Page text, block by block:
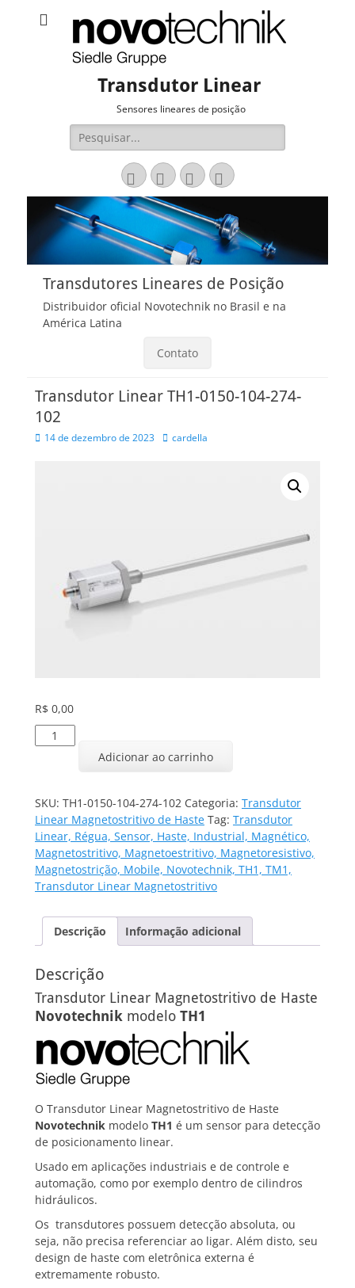
Transdutor Linear
Sensores lineares de posição
Pesquisar
por:
EmailLinkedIn
Website
Fone
Transdutores Lineares de Posição
Distribuidor oficial Novotechnik no Brasil e na
América Latina
Contato
Transdutor Linear TH1-0150-104-274-
102
Posted
14 de dezembro de 2023 Autor
cardella
R$ 0,00
Transdutor
Linear
104-
274-
102
quantidade
Adicionar ao carrinho
SKU: TH1-0150-104-274-102 Categoria: Transdutor
Linear Magnetostritivo de Haste Tag: Transdutor
Linear, Régua, Sensor, Haste, Industrial, Magnético,
Magnetostritivo, Magnetoestritivo, Magnetoresistivo,
Magnetostrição, Mobile, Novotechnik, TH1, TM1,
Transdutor Linear Magnetostritivo
Descrição Informação adicional
Descrição
Transdutor Linear Magnetostritivo de Haste
Novotechnik modelo TH1
O Transdutor Linear Magnetostritivo de Haste
Novotechnik modelo TH1 é um sensor para detecção
de posicionamento linear.
Usado em aplicações industriais e de controle e
automação, como por exemplo dentro de cilindros
hidráulicos.
Os transdutores possuem detecção absoluta, ou
seja, não precisa referenciar ao ligar. Além disto, seu
design de haste com eletrônica externa é
extremamente robusto.